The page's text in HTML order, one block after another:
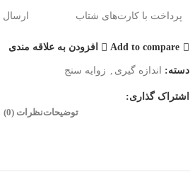
پرداخت با کارت‌های شتاب ارسال
Add to compare افزودن به علاقه مندی
دسته: اندازه گیری , زوایه سنج
اشتراک گذاری:
توضیحاتنظرات (0)